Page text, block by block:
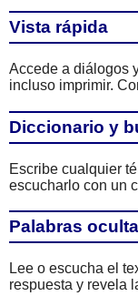
Vista rápida
Accede a diálogos
incluso imprimir.
Diccionario y
Escribe cualquier
escucharlo con un
Palabras
Lee o escucha el
respuesta y revela